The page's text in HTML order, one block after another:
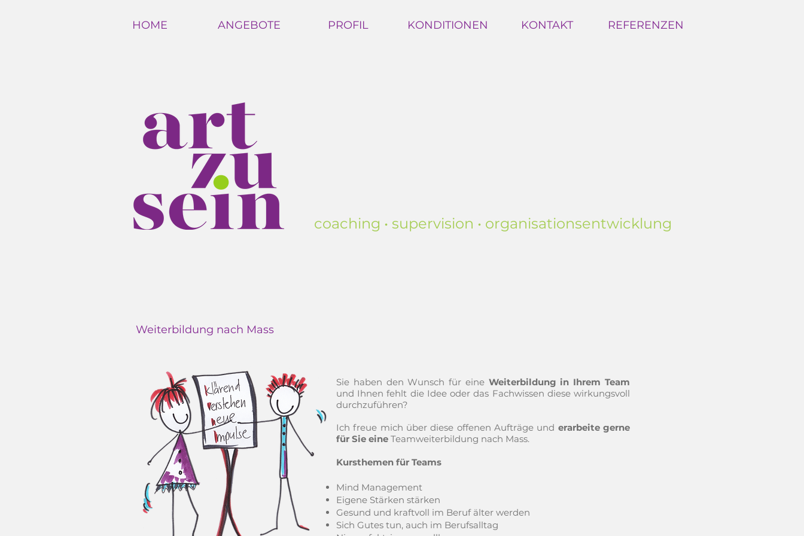
HOME ANGEBOTE PROFIL KONDITIONEN KONTAKT REFERENZEN
coaching • supervision • organisationsentwicklung
Sie haben den Wunsch für eine Weiterbildung in Ihrem Team
und Ihnen fehlt die Idee oder das Fachwissen diese wirkungsvoll
durchzuführen?
Ich freue mich über diese offenen Aufträge und erarbeite gerne
für Sie eine Teamweiterbildung nach Mass.
Kursthemen für Teams
Mind Management
Eigene Stärken stärken
Gesund und kraftvoll im Beruf älter werden
Sich Gutes tun, auch im Berufsalltag
Weiterbildung nach Mass